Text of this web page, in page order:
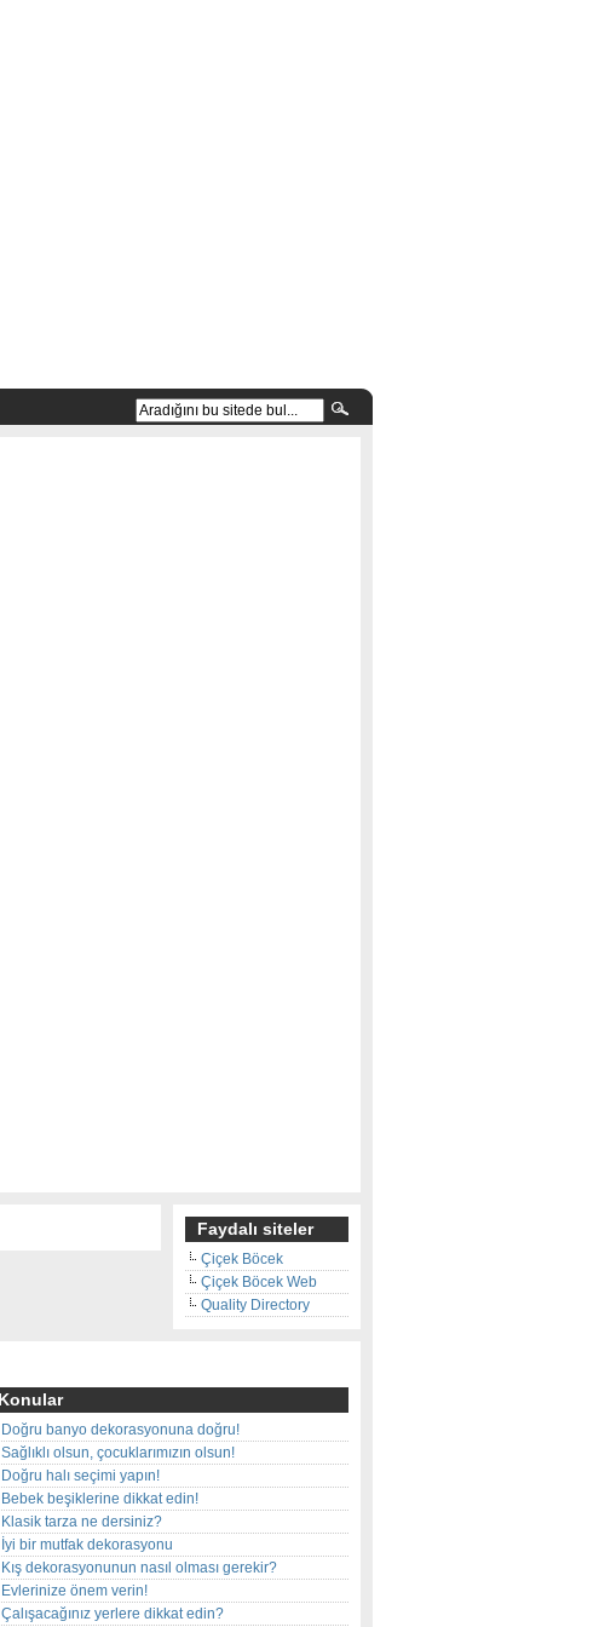
Faydalı siteler
Çiçek Böcek
Çiçek Böcek Web
Quality Directory
Konular
Doğru banyo dekorasyonuna doğru!
Sağlıklı olsun, çocuklarımızın olsun!
Doğru halı seçimi yapın!
Bebek beşiklerine dikkat edin!
Klasik tarza ne dersiniz?
İyi bir mutfak dekorasyonu
Kış dekorasyonunun nasıl olması gerekir?
Evlerinize önem verin!
Çalışacağınız yerlere dikkat edin?